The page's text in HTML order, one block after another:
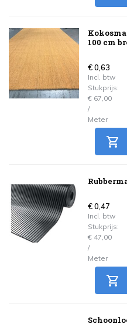
100 cm
€ 0,63
Incl. btw
Stukprijs:
€ 67,00
/
Meter
€ 0,47
Incl. btw
Stukprijs:
€ 47,00
/
Meter